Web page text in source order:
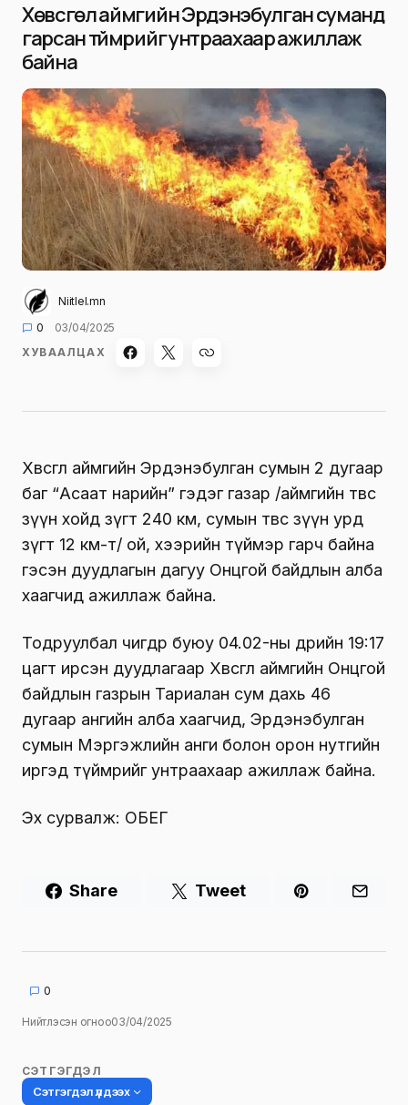
Хөвсгөл аймгийн Эрдэнэбулган суманд
гарсан түймрийг унтраахаар ажиллаж
байна
Niitlel.mn
0
03/04/2025
ХУВААЛЦАХ
Хөвсгөл аймгийн Эрдэнэбулган сумын 2 дугаар
баг “Асаат нарийн” гэдэг газар /аймгийн төвөөс
зүүн хойд зүгт 240 км, сумын төвөөс зүүн урд
зүгт 12 км-т/ ой, хээрийн түймэр гарч байна
гэсэн дуудлагын дагуу Онцгой байдлын алба
хаагчид ажиллаж байна.
Тодруулбал өчигдөр буюу 04.02-ны өдрийн 19:17
цагт ирсэн дуудлагаар Хөвсгөл аймгийн Онцгой
байдлын газрын Тариалан сум дахь 46
дугаар ангийн алба хаагчид, Эрдэнэбулган
сумын Мэргэжлийн анги болон орон нутгийн
иргэд түймрийг унтраахаар ажиллаж байна.
Эх сурвалж: ОБЕГ
Share Tweet
0
Нийтлэсэн огноо03/04/2025
СЭТГЭГДЭЛ
Сэтгэгдэл үлдээх